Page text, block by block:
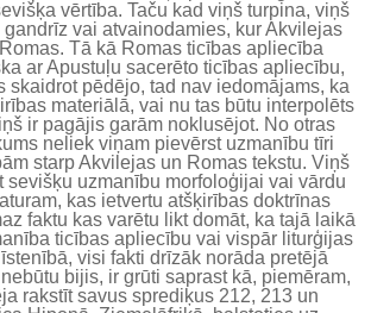
vērtība. Taču kad viņš turpina, viņš
gandrīz vai atvainodamies, kur Akvilejas
Tā kā Romas ticības apliecība
ar Apustuļu sacerēto ticības apliecību,
skaidrot pēdējo, tad nav iedomājams, ka
materiālā, vai nu tas būtu interpolēts
ir pagājis garām noklusējot. No otras
neliek viņam pievērst uzmanību tīri
starp Akvilejas un Romas tekstu. Viņš
sevišķu uzmanību morfoloģijai vai vārdu
kas ietvertu atšķirības doktrīnas
faktu kas varētu likt domāt, ka tajā laikā
ticības apliecību vai vispār liturģijas
visi fakti drīzāk norāda pretējā
bijis, ir grūti saprast kā, piemēram,
rakstīt savus sprediķus 212, 213 un